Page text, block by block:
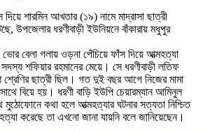
শারমিন আখতার (১৯) নামে মাদ্রাসা ছাত্রী
উপজেলার ধরণীবাড়ী ইউনিয়নে বাঁকারায় মধুপুর
বেলা গলায় ওড়না পেঁচিয়ে ফাঁস দিয়ে আত্মহত্যা
শফিয়ার রহমানের মেয়ে। সে ধরণীবাড়ী লতিফ
শ্রেণির ছাত্রী ছিল। গত দুই বছর আগে নিজের মামা
বিয়ে হয়। ধরণী বাড়ি ইউপি চেয়ারম্যান আমিনুল
কথা হলে আত্মহত্যার ঘটনার সত্যতা নিশ্চিত
করেছে তা এখনো জানা যায়নি বলে জানিয়েছেন।